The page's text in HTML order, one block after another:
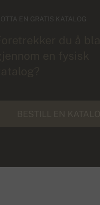
EN GRATIS KATALOG